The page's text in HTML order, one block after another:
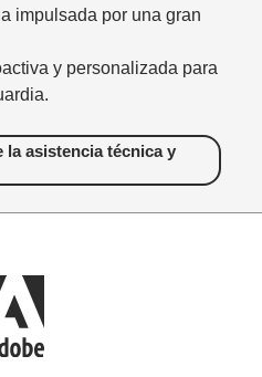
impulsada por una gran
y personalizada para
la asistencia técnica y